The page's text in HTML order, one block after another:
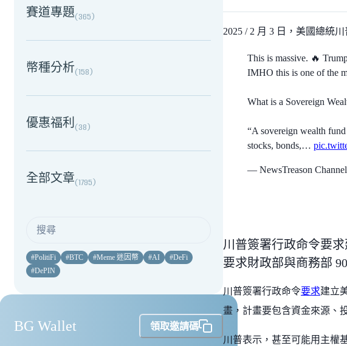
賽道專題(365)
幣種分析(158)
優惠福利(38)
全部文章(1795)
#PolitiFi #BTC #Meme 迷因幣 #AI #DeFi
#DePIN
BG Wallet 領取邀請碼
2025 / 2 月 3 日，美國總統
This is massive. 🔥
IMHO this is one of the
What is a Sovereign
“A sovereign wealth
stocks, bonds,…
— NewsTreason
川普簽署行政命令要
要求財政部與商務部
川普簽署行政命令要求建立
畫，計畫要包含資金來源、
川普表示，甚至可能用主權